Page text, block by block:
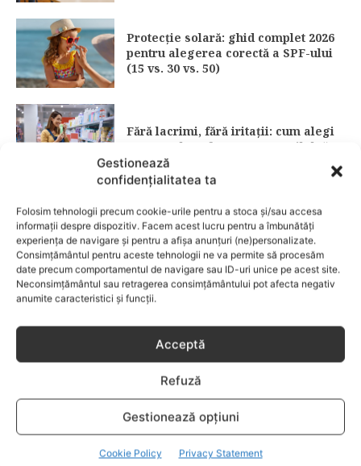
Gestionează
confidențialitatea ta
Folosim tehnologii precum cookie-urile pentru a stoca și/sau accesa
informații despre dispozitiv. Facem acest lucru pentru a îmbunătăți
experiența de navigare și pentru a afișa anunțuri (ne)personalizate.
Consimțământul pentru aceste tehnologii ne va permite să procesăm
date precum comportamentul de navigare sau ID-uri unice pe acest site.
Neconsimțământul sau retragerea consimțământului pot afecta negativ
anumite caracteristici și funcții.
Acceptă
Refuză
Gestionează opțiuni
Cookie Policy Privacy Statement
Protecție solară: ghid complet 2026
pentru alegerea corectă a SPF-ului
(15 vs. 30 vs. 50)
Fără lacrimi, fără iritații: cum alegi
șamponul perfect pentru copilul tău
CATEGORII POPULARE
EVENIMENTE
741
LIFESTYLE
COPII
634
FAMILIA
582
DEZVOLTAREA COPILULUI
COMPORTAMENT
294